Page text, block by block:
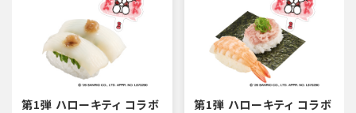
第1弾 ハローキティ コラボ
第1弾 ハローキティ コラボ